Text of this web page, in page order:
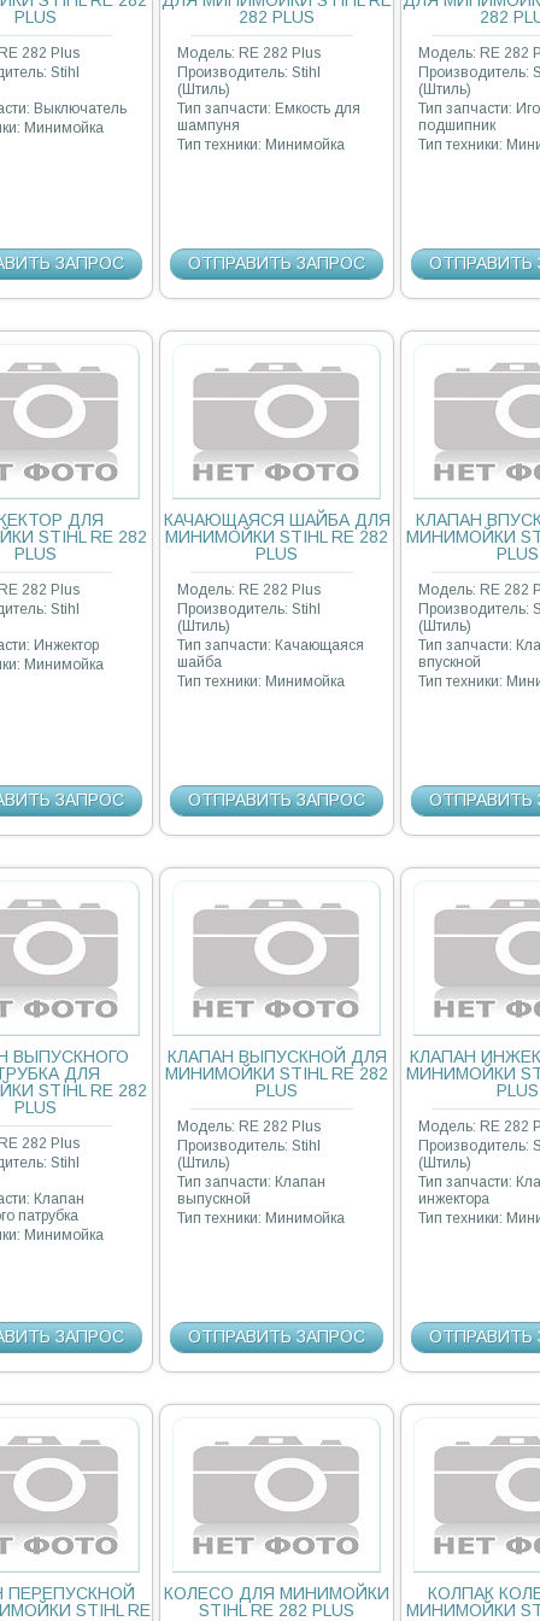
PLUS
282 Plus
Stihl
Выключатель
Минимойка
ЗАПРОС
282 PLUS
Модель: RE 282 Plus
Производитель: Stihl
(Штиль)
Тип запчасти: Емкость для
шампуня
Тип техники: Минимойка
ОТПРАВИТЬ ЗАПРОС
282
Модель: RE 282
Производитель:
(Штиль)
Тип запчасти:
подшипник
Тип техники:
ОТПРАВИТЬ
ДЛЯ
STIHL RE 282
PLUS
282 Plus
Stihl
Инжектор
Минимойка
ЗАПРОС
КАЧАЮЩАЯСЯ ШАЙБА ДЛЯ
МИНИМОЙКИ STIHL RE 282
PLUS
Модель: RE 282 Plus
Производитель: Stihl
(Штиль)
Тип запчасти: Качающаяся
шайба
Тип техники: Минимойка
ОТПРАВИТЬ ЗАПРОС
КЛАПАН
МИНИМОЙКИ
PLUS
Модель: RE 282
Производитель:
(Штиль)
Тип запчасти:
впускной
Тип техники:
ОТПРАВИТЬ
ВЫПУСКНОГО
ДЛЯ
STIHL RE 282
PLUS
282 Plus
Stihl
Клапан
патрубка
Минимойка
ЗАПРОС
КЛАПАН ВЫПУСКНОЙ ДЛЯ
МИНИМОЙКИ STIHL RE 282
PLUS
Модель: RE 282 Plus
Производитель: Stihl
(Штиль)
Тип запчасти: Клапан
выпускной
Тип техники: Минимойка
ОТПРАВИТЬ ЗАПРОС
КЛАПАН
МИНИМОЙКИ
PLUS
Модель: RE 282
Производитель:
(Штиль)
Тип запчасти:
инжектора
Тип техники:
ОТПРАВИТЬ
ПЕРЕПУСКНОЙ
STIHL RE
КОЛЕСО ДЛЯ МИНИМОЙКИ
STIHL RE 282 PLUS
КОЛПАК
МИНИМОЙКИ